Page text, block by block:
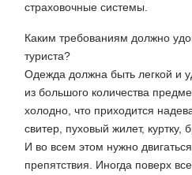
страховочные системы.
Каким требованиям должно
туриста?
Одежда должна быть легкой и
из большого количества
холодно, что приходится
свитер, пуховый жилет,
И во всем этом нужно
препятствия. Иногда поверх